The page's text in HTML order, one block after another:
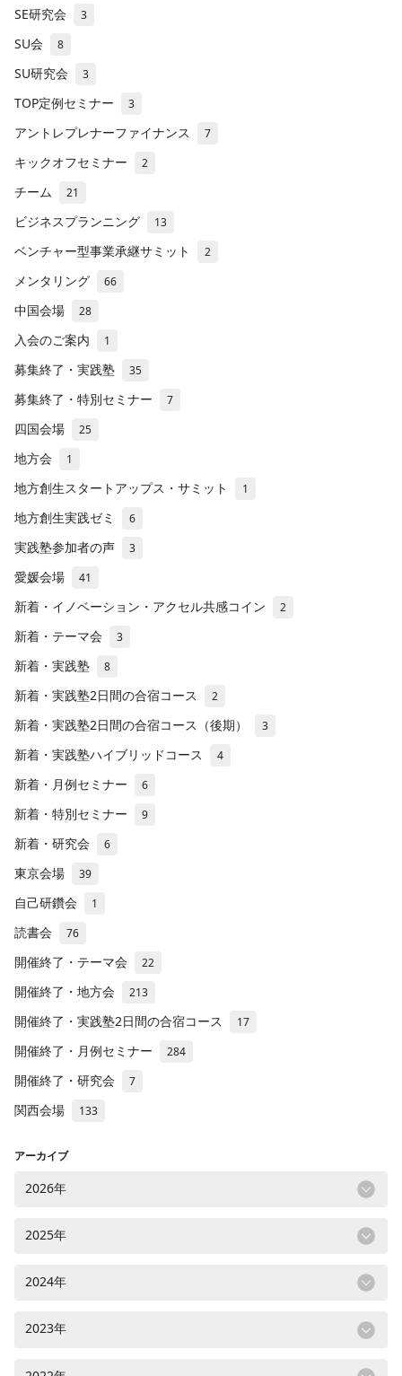
SE研究会 3
SU会 8
SU研究会 3
TOP定例セミナー 3
アントレプレナーファイナンス 7
キックオフセミナー 2
チーム 21
ビジネスプランニング 13
ベンチャー型事業承継サミット 2
メンタリング 66
中国会場 28
入会のご案内 1
募集終了・実践塾 35
募集終了・特別セミナー 7
四国会場 25
地方会 1
地方創生スタートアップス・サミット 1
地方創生実践ゼミ 6
実践塾参加者の声 3
愛媛会場 41
新着・イノベーション・アクセル共感コイン 2
新着・テーマ会 3
新着・実践塾 8
新着・実践塾2日間の合宿コース 2
新着・実践塾2日間の合宿コース（後期） 3
新着・実践塾ハイブリッドコース 4
新着・月例セミナー 6
新着・特別セミナー 9
新着・研究会 6
東京会場 39
自己研鑽会 1
読書会 76
開催終了・テーマ会 22
開催終了・地方会 213
開催終了・実践塾2日間の合宿コース 17
開催終了・月例セミナー 284
開催終了・研究会 7
関西会場 133
アーカイブ
2026年
2025年
2024年
2023年